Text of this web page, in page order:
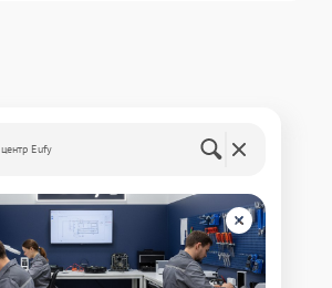
Eufy